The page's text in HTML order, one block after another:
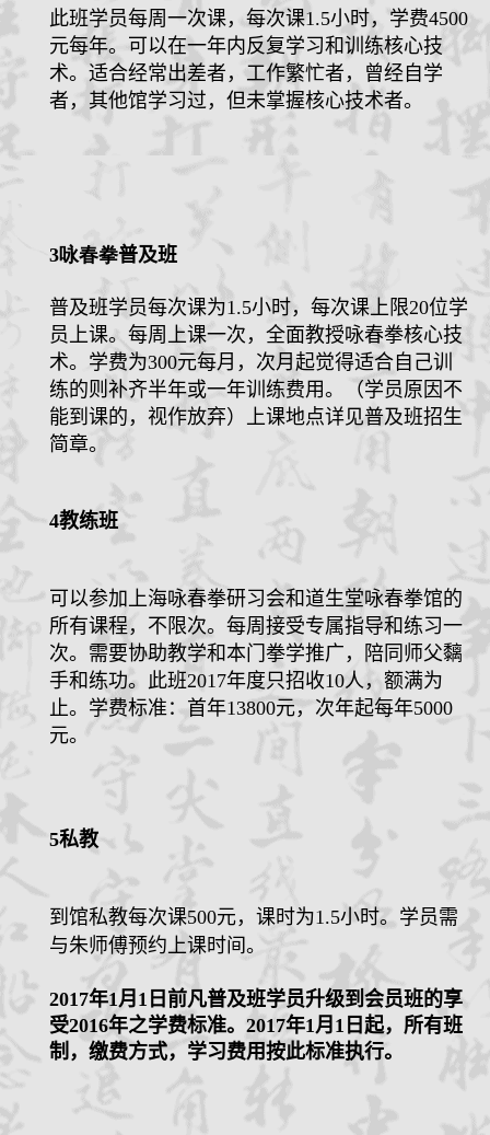
此班学员每周一次课，每次课1.5小时，学费4500
元每年。可以在一年内反复学习和训练核心技
术。适合经常出差者，工作繁忙者，曾经自学
者，其他馆学习过，但未掌握核心技术者。
3咏春拳普及班
普及班学员每次课为1.5小时，每次课上限20位学
员上课。每周上课一次，全面教授咏春拳核心技
术。学费为300元每月，次月起觉得适合自己训
练的则补齐半年或一年训练费用。（学员原因不
能到课的，视作放弃）上课地点详见普及班招生
简章。
4教练班
可以参加上海咏春拳研习会和道生堂咏春拳馆的
所有课程，不限次。每周接受专属指导和练习一
次。需要协助教学和本门拳学推广，陪同师父黐
手和练功。此班2017年度只招收10人，额满为
止。学费标准：首年13800元，次年起每年5000
元。
5私教
到馆私教每次课500元，课时为1.5小时。学员需
与朱师傅预约上课时间。
2017年1 月 1 日前凡普及班学员升级到会员班的享
受2016年之学费标准。 2017年1 月 1 日起，所有班
制，缴费方式，学习费用按此标准执行。